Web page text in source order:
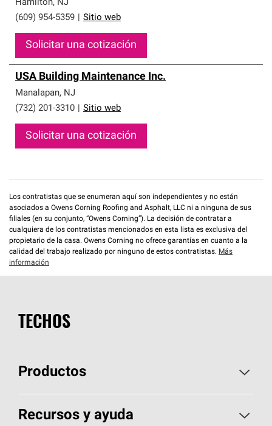
Hamilton, NJ
(609) 954-5359
Sitio web
Solicitar una cotización
USA Building Maintenance Inc.
Manalapan, NJ
(732) 201-3310
Sitio web
Solicitar una cotización
Los contratistas que se enumeran aquí son independientes y no están
asociados a Owens Corning Roofing and Asphalt, LLC ni a ninguna de sus
filiales (en su conjunto, “Owens Corning”). La decisión de contratar a
cualquiera de los contratistas mencionados en esta lista es exclusiva del
propietario de la casa. Owens Corning no ofrece garantías en cuanto a la
calidad del trabajo realizado por ninguno de estos contratistas. Más
información
TECHOS
Productos
Elija sus tejas
Recursos y ayuda